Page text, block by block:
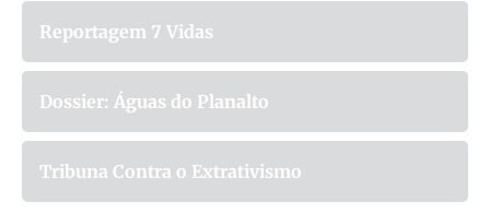
Reportagem 7 Vidas
Dossier: Águas do Planalto
Tribuna Contra o Extrativismo